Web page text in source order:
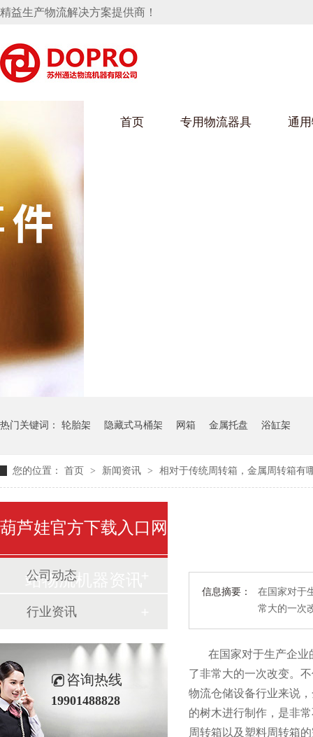
精益生产物流解决方案提供商！
首页 专用物流器具
葫芦娃下载最污架
保险杠料架
消声器料架
通
车
料架
桶水箱支架
行业
热门关键词： 轮胎架 隐藏式马桶架 网箱 金属托盘 浴缸架
您的位置： 首页 > 新闻资讯 > 相对于传统周转箱，金属周转箱有
信息摘要：
在国家对于
常大的一次
在国家对于生产企业的
了非常大的一次改变。不
物流仓储设备行业来说
的树木进行制作，是非
周转箱以及塑料周转箱的完
葫芦娃官方下载入口网
站物流机器资讯
公司动态
行业资讯
咨询热线
19901488828